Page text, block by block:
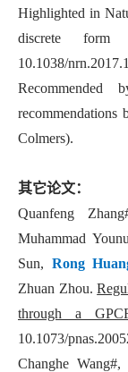
Highlighted in
discrete
10.1038/
Colmers).
其它论文：
Quanfeng
Muhammad
Sun, Rong
Zhuan Zhou.
through a
10.1073/
Changhe